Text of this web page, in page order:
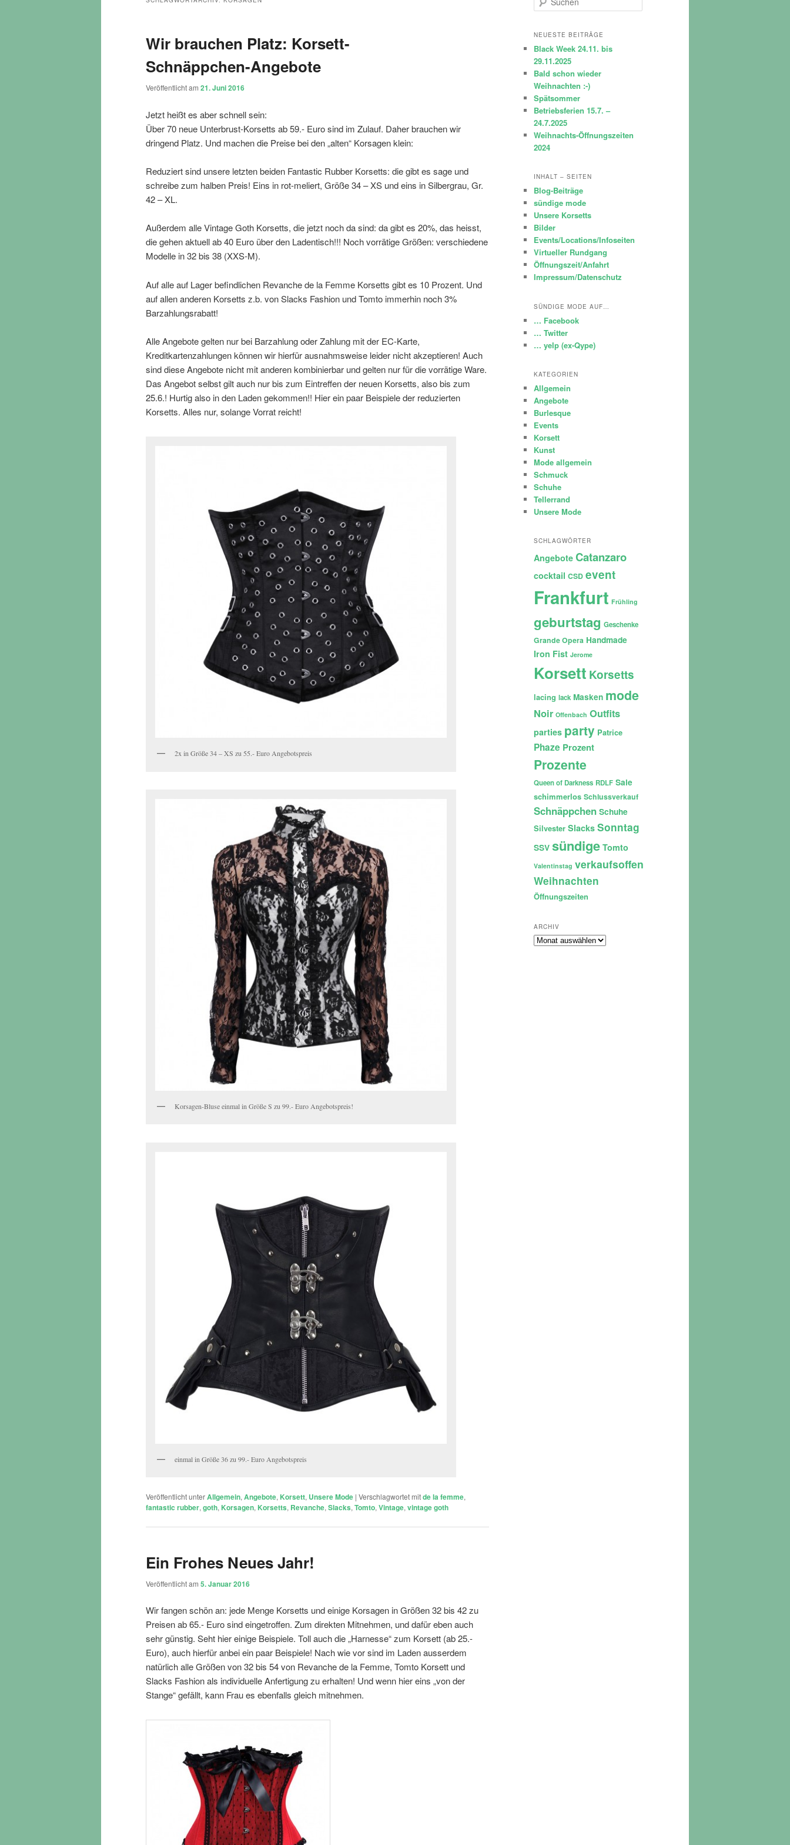
Wir brauchen Platz: Korsett-
Schnäppchen-Angebote
Veröffentlicht am 21. Juni 2016
Jetzt heißt es aber schnell sein:
Über 70 neue Unterbrust-Korsetts ab 59.- Euro sind im Zulauf. Daher brauchen wir
dringend Platz. Und machen die Preise bei den „alten“ Korsagen klein:
Reduziert sind unsere letzten beiden Fantastic Rubber Korsetts: die gibt es sage und
schreibe zum halben Preis! Eins in rot-meliert, Größe 34 – XS und eins in Silbergrau, Gr.
42 – XL.
Außerdem alle Vintage Goth Korsetts, die jetzt noch da sind: da gibt es 20%, das heisst,
die gehen aktuell ab 40 Euro über den Ladentisch!!! Noch vorrätige Größen: verschiedene
Modelle in 32 bis 38 (XXS-M).
Auf alle auf Lager befindlichen Revanche de la Femme Korsetts gibt es 10 Prozent. Und
auf allen anderen Korsetts z.b. von Slacks Fashion und Tomto immerhin noch 3%
Barzahlungsrabatt!
Alle Angebote gelten nur bei Barzahlung oder Zahlung mit der EC-Karte,
Kreditkartenzahlungen können wir hierfür ausnahmsweise leider nicht akzeptieren! Auch
sind diese Angebote nicht mit anderen kombinierbar und gelten nur für die vorrätige Ware.
Das Angebot selbst gilt auch nur bis zum Eintreffen der neuen Korsetts, also bis zum
25.6.! Hurtig also in den Laden gekommen!! Hier ein paar Beispiele der reduzierten
Korsetts. Alles nur, solange Vorrat reicht!
2x in Größe 34 – XS zu 55.- Euro Angebotspreis
Korsagen-Bluse einmal in Größe S zu 99.- Euro Angebotspreis!
einmal in Größe 36 zu 99.- Euro Angebotspreis
Veröffentlicht unterAllgemein, Angebote, Korsett, Unsere Mode | Verschlagwortet mitde la femme,
fantastic rubber, goth, Korsagen, Korsetts, Revanche, Slacks, Tomto, Vintage, vintage goth
Ein Frohes Neues Jahr!
Veröffentlicht am 5. Januar 2016
Wir fangen schön an: jede Menge Korsetts und einige Korsagen in Größen 32 bis 42 zu
Preisen ab 65.- Euro sind eingetroffen. Zum direkten Mitnehmen, und dafür eben auch
sehr günstig. Seht hier einige Beispiele. Toll auch die „Harnesse“ zum Korsett (ab 25.-
Euro), auch hierfür anbei ein paar Beispiele! Nach wie vor sind im Laden ausserdem
natürlich alle Größen von 32 bis 54 von Revanche de la Femme, Tomto Korsett und
Slacks Fashion als individuelle Anfertigung zu erhalten! Und wenn hier eins „von der
Stange“ gefällt, kann Frau es ebenfalls gleich mitnehmen.
u
h
n
NEUESTE BEITRÄGE
Black Week 24.11. bis
29.11.2025
Bald schon wieder
Weihnachten :-)
Spätsommer
Betriebsferien 15.7. –
24.7.2025
Weihnachts-Öffnungszeiten
2024
INHALT – SEITEN
Blog-Beiträge
sündige mode
Unsere Korsetts
Bilder
Events/Locations/Infoseiten
Virtueller Rundgang
Öffnungszeit/Anfahrt
Impressum/Datenschutz
SÜNDIGE MODE AUF…
… Facebook
… Twitter
… yelp (ex-Qype)
KATEGORIEN
Allgemein
Angebote
Burlesque
Events
Korsett
Kunst
Mode allgemein
Schmuck
Schuhe
Tellerrand
Unsere Mode
SCHLAGWÖRTER
Angebote Catanzaro
cocktail CSD event
Frankfurt Frühling
geburtstag Geschenke
Grande Opera Handmade
Iron Fist Jerome
Korsett Korsetts
lacing lack Masken mode
Noir Offenbach Outfits
parties party Patrice
Phaze Prozent
Prozente
Queen of Darkness RDLF Sale
schimmerlos Schlussverkauf
Schnäppchen Schuhe
Silvester Slacks Sonntag
SSV sündige Tomto
Valentinstag verkaufsoffen
Weihnachten
Öffnungszeiten
ARCHIV
Archiv